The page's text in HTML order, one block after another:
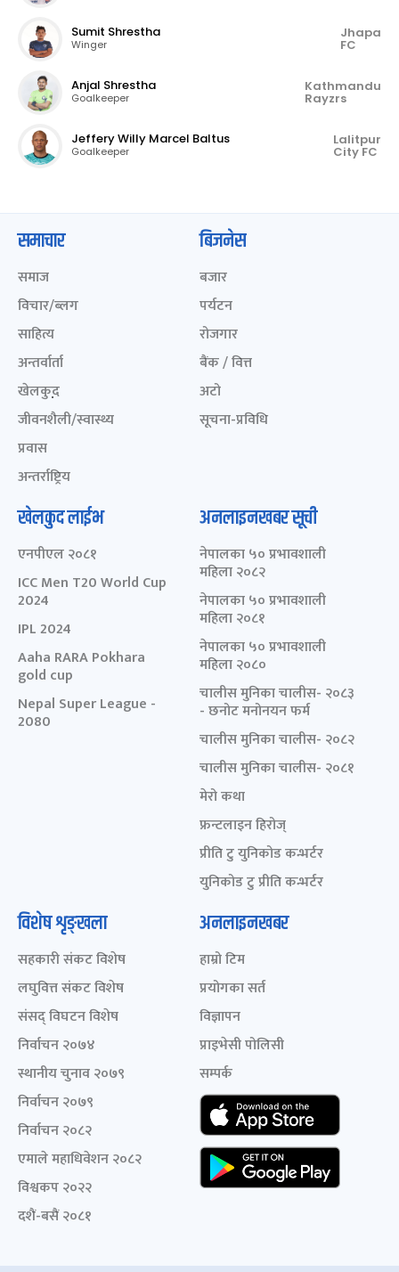
Sumit Shrestha
Winger
Jhapa
FC
Anjal Shrestha
Goalkeeper
Kathmandu
Rayzrs
Jeffery Willy Marcel Baltus
Goalkeeper
Lalitpur
City FC
समाचार
समाज
विचार/ब्लग
साहित्य
अन्तर्वार्ता
खेलकुद़़
जीवनशैली/स्वास्थ्य
प्रवास
अन्तर्राष्ट्रिय
बिजनेस
बजार
पर्यटन
रोजगार
बैंक / वित्त
अटो
सूचना-प्रविधि
खेलकुद लाईभ
एनपीएल २०८१
ICC Men T20 World Cup
2024
IPL 2024
Aaha RARA Pokhara
gold cup
Nepal Super League -
2080
अनलाइनखबर सूची
नेपालका ५० प्रभावशाली
महिला २०८२
नेपालका ५० प्रभावशाली
महिला २०८१
नेपालका ५० प्रभावशाली
महिला २०८०
चालीस मुनिका चालीस- २०८३
- छनोट मनोनयन फर्म
चालीस मुनिका चालीस- २०८२
चालीस मुनिका चालीस- २०८१
मेरो कथा
फ्रन्टलाइन हिरोज्
प्रीति टु युनिकोड कन्भर्टर
युनिकोड टु प्रीति कन्भर्टर
विशेष शृङ्खला
सहकारी संकट विशेष
लघुवित्त संकट विशेष
संसद् विघटन विशेष
निर्वाचन २०७४
स्थानीय चुनाव २०७९
निर्वाचन २०७९
निर्वाचन २०८२
एमाले महाधिवेशन २०८२
विश्वकप २०२२
दशैं-बसैं २०८१
अनलाइनखबर
हाम्रो टिम
प्रयोगका सर्त
विज्ञापन
प्राइभेसी पोलिसी
सम्पर्क